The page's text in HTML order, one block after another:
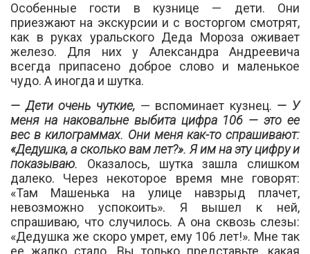
Особенные гости в кузнице — дети. Они
приезжают на экскурсии и с восторгом смотрят,
как в руках уральского Деда Мороза оживает
железо. Для них у Александра Андреевича
всегда припасено доброе слово и маленькое
чудо. А иногда и шутка.
— Дети очень чуткие,— вспоминает кузнец. — У
меня на наковальне выбита цифра 106 — это ее
вес в килограммах. Они меня как-то спрашивают:
«Дедушка, а сколько вам лет?». Я им на эту цифру и
показываю. Оказалось, шутка зашла слишком
далеко. Через некоторое время мне говорят:
«Там Машенька на улице навзрыд плачет,
невозможно успокоить». Я вышел к ней,
спрашиваю, что случилось. А она сквозь слезы:
«Дедушка же скоро умрет, ему 106 лет!». Мне так